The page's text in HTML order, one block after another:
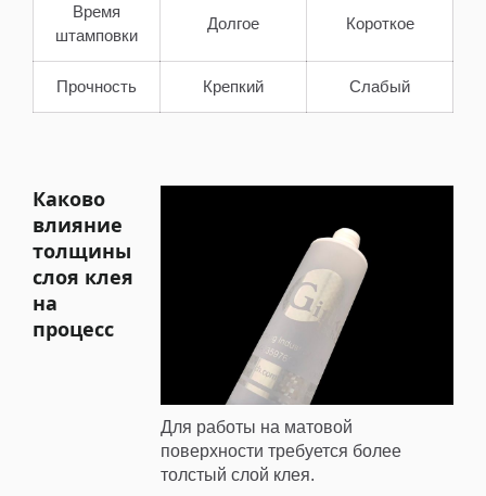
Время
штамповки
Долгое Короткое
Прочность Крепкий Слабый
Для работы на матовой
поверхности требуется более
толстый слой клея.
Каково
влияние
толщины
слоя клея
на
процесс